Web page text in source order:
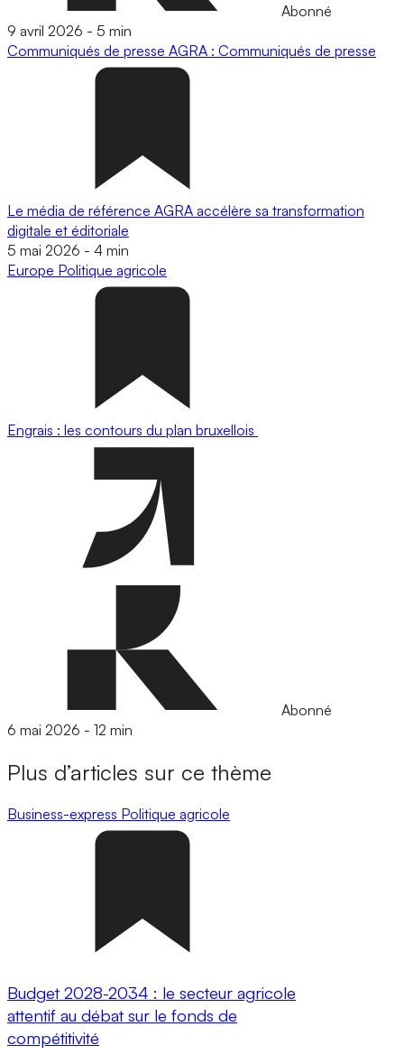
Abonné
9 avril 2026 - 5 min
Communiqués de presse AGRA : Communiqués de presse
Le média de référence AGRA accélère sa transformation
digitale et éditoriale
5 mai 2026 - 4 min
Europe Politique agricole
Engrais : les contours du plan bruxellois
Abonné
6 mai 2026 - 12 min
Plus d’articles sur ce thème
Business-express Politique agricole
Budget 2028-2034 : le secteur agricole
attentif au débat sur le fonds de
compétitivité